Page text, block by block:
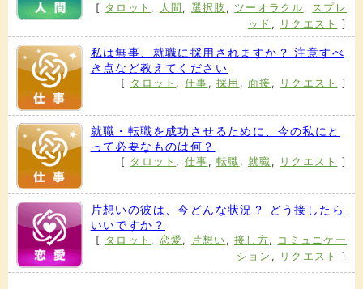
[ タロット , 人間 , 選択肢 , ツーオラクル , スプレ
ッド , リクエスト ]
私は無事、就職に採用されますか？ 注意すべ
き点など教えてください
[ タロット , 仕事 ,採用 ,面接 , リクエスト ]
就職・転職を成功させるために、今の私にと
って必要なものは何？
[ タロット , 仕事 ,転職 ,就職 , リクエスト ]
片想いの彼は、今どんな状況？ どう接したら
いいですか？
[ タロット , 恋愛, 片想い ,接し方, コミュニケー
ション , リクエスト ]